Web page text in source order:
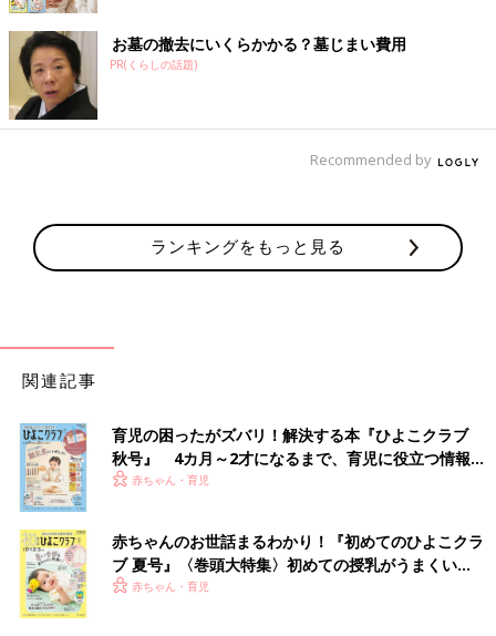
は多いでしょうし、相談してほしいと思ってもいるでしょう。で
も子どもは家族に知られたくない、親を悲しませたくないなどの
思いから、なかなか言えないかもしれません。
でも「困ったことがあったら、おとうさんやおかあさんじゃなく
てもいいから、『この人なら話を聞いてくれる』と思う大人に相
談するんだよ」と繰り返し伝えておきましょう。子どもも「親以
そして「自分のことはもちろん、他人のことも大事にする、尊重
する」ということを小さい頃から、家庭だけではなく、学校だっ
――― 乳幼児期に性教育をする際の親の心構えを教えてくださ
い。
大人が対応を間違えると、子どもは「性の話はしてはいけない」
と思って、何かあっても相談してくれなくなってしまいます。
性に関するタブー視が染みついている人は少なくありません。な
かでも真面目な人ほど、ちゃんと性について勉強してからじゃな
いと性の話をしちゃダメ」と思いがちです。そう思っている人
お墓の撤去にいくらかかる？墓じまい費用
PR(くらしの話題)
Recommended by
ランキングをもっと見る
関連記事
育児の困ったがズバリ！解決する本『ひよこクラブ
秋号』 4カ月～2才になるまで、育児に役立つ情報が
いっぱい！
赤ちゃん・育児
赤ちゃんのお世話まるわかり！『初めてのひよこクラ
ブ 夏号』〈巻頭大特集〉初めての授乳がうまくい
く！ おっぱい・ミルクの基本と夏のトラブル 解決テ
赤ちゃん・育児